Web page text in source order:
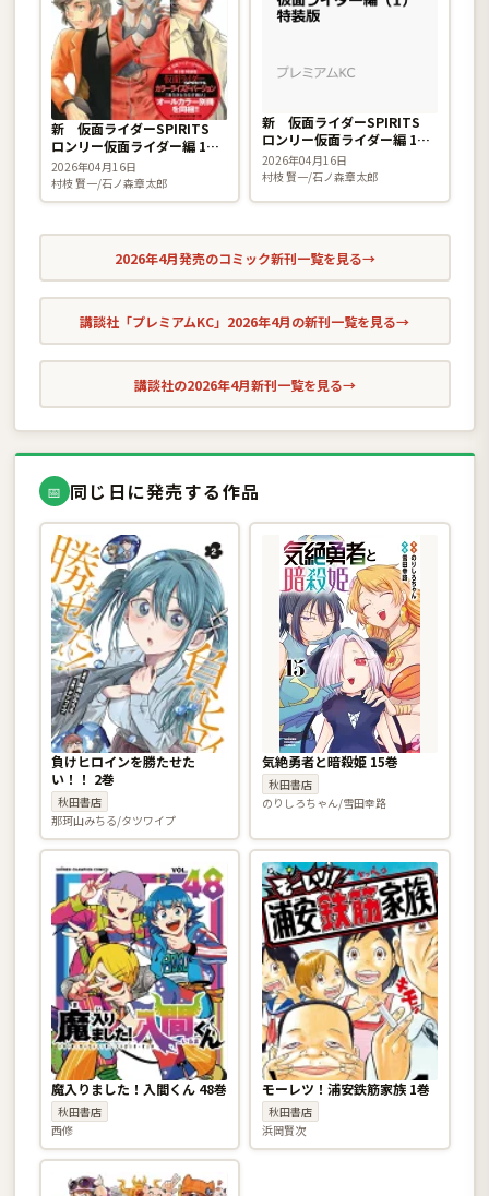
新 仮面ライダーSPIRITS
ロンリー仮面ライダー編 1巻
特装版
2026年04月16日
村枝 賢一/石ノ森章太郎
新 仮面ライダーSPIRITS
ロンリー仮面ライダー編 1巻
特装版
2026年04月16日
村枝 賢一/石ノ森章太郎
2026年4月発売のコミック新刊一覧を見る→
講談社「プレミアムKC」2026年4月の新刊一覧を見る→
講談社の2026年4月新刊一覧を見る→
📅 同じ日に発売する作品
負けヒロインを勝たせた
い！！ 2巻
秋田書店
那珂山みちる/タツワイプ
気絶勇者と暗殺姫 15巻
秋田書店
のりしろちゃん/雪田幸路
魔入りました！入間くん 48巻
秋田書店
西修
モーレツ！浦安鉄筋家族 1巻
秋田書店
浜岡賢次